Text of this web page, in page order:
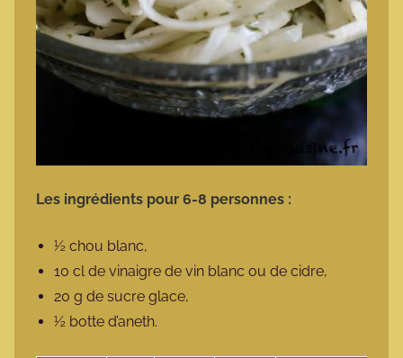
Les ingrédients pour 6-8 personnes :
½ chou blanc,
10 cl de vinaigre de vin blanc ou de cidre,
20 g de sucre glace,
½ botte d’aneth.